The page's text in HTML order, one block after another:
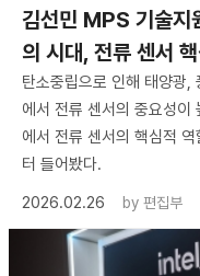
김선민 MPS 기술지
의 시대, 전류 센서
탄소중립으로 인해 태양광,
에서 전류 센서의 중요성이
에서 전류 센서의 핵심적
터 들어봤다.
2026.02.26
by 편집부